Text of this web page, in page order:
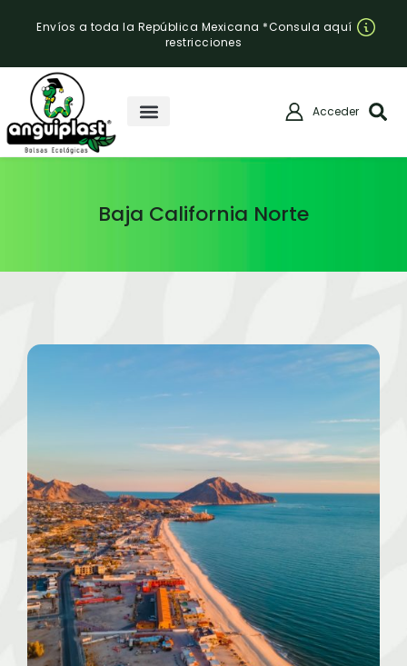
Envíos a toda la República Mexicana *Consula aquí
restricciones
Acceder
Baja California Norte